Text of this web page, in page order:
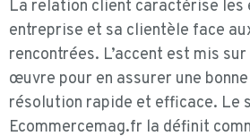
La relation client caractérise les
entreprise et sa clientèle face
rencontrées. L’accent est mis
œuvre pour en assurer une
résolution rapide et efficace. Le
Ecommercemag.fr la définit